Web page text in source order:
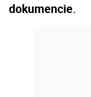
dokumencie.